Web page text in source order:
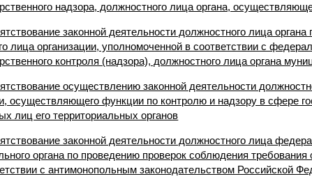
надзора, должностного лица органа,
законной деятельности должностного лица органа
лица организации, уполномоченной в соответствии с
контроля (надзора), должностного лица органа
осуществлению законной деятельности
осуществляющего функции по контролю и надзору в сфере
лиц его территориальных органов
законной деятельности должностного лица
органа по проведению проверок соблюдения требования
с антимонопольным законодательством Российской